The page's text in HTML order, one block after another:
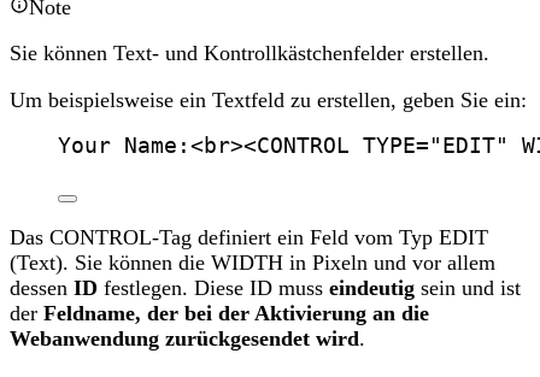
Note
Sie können Text- und Kontrollkästchenfelder erstellen.
Um beispielsweise ein Textfeld zu erstellen, geben Sie ein:
Your Name: < br><CONTROL TYPE= " EDIT"
Das CONTROL-Tag definiert ein Feld vom Typ EDIT
(Text). Sie können die WIDTH in Pixeln und vor allem
dessen ID festlegen. Diese ID muss eindeutig sein und ist
der Feldname, der bei der Aktivierung an die
Webanwendung zurückgesendet wird.